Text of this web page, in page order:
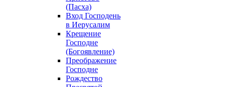
(Пасха)
Вход Господень
в Иерусалим
Крещение
Господне
(Богоявление)
Преображение
Господне
Рождество